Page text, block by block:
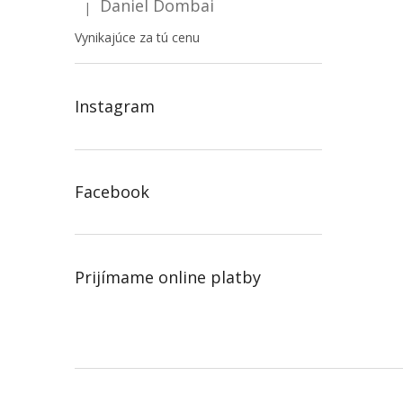
Hodnotenie produktu je 5 z 5 hviezdičiek.
| Daniel Dombai
Vynikajúce za tú cenu
Instagram
Facebook
Prijímame online platby